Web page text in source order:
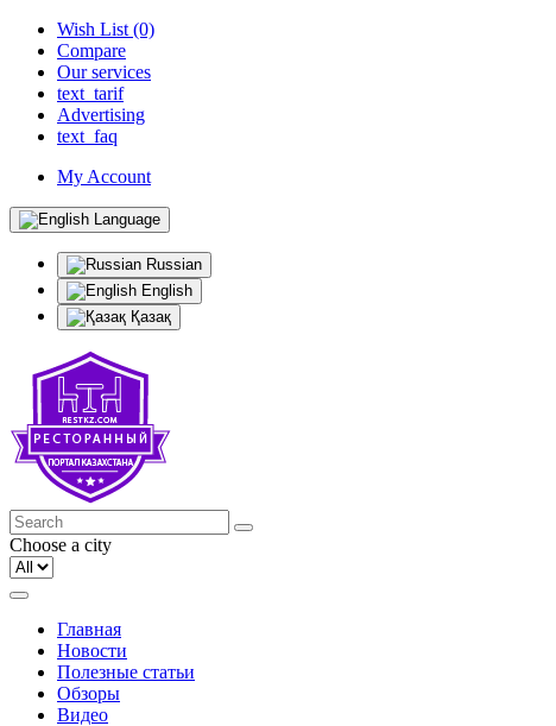
Wish List (0)
Compare
Our services
text_tarif
Advertising
text_faq
My Account
Language
Russian
English
Қазақ
Choose a city
Главная
Новости
Полезные статьи
Обзоры
Видео